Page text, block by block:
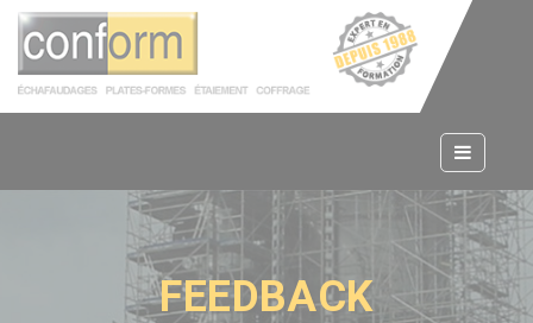
FEEDBACK
Panneau de gestion des cookies